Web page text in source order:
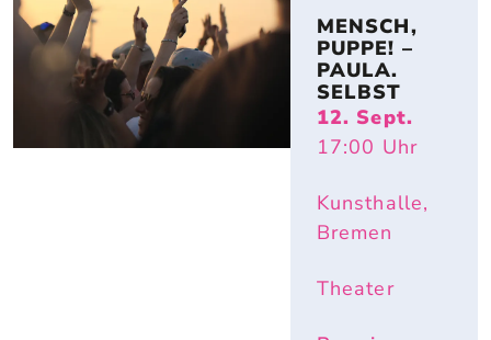
MENSCH,
PUPPE! –
PAULA.
SELBST
12. Sept.
17:00 Uhr
Kunsthalle,
Bremen
Theater